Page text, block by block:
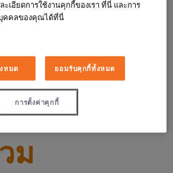
Passing null to parameter #1
is deprecated in
themes/lxl-novo-
page.php on line 39
ม
เอียดการใช้งานคุกกี้ของเรา ที่นี่ และการ
คคลของคุณได้ที่นี่
หมด ยอมรับคุกกี้ทั้งหมด
การตั้งค่าคุกกี้